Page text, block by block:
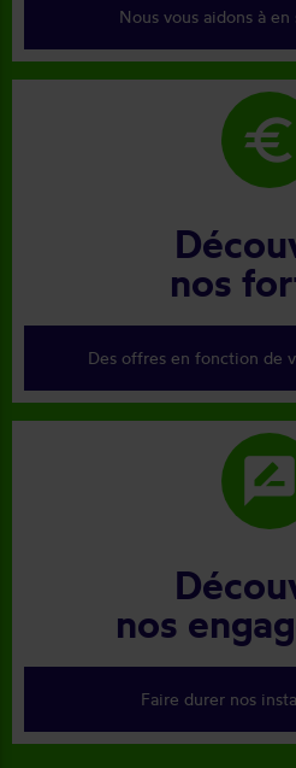
Nous vous aidons à en
euro
nos
Des offres en fonction de
rate_review
nos
Faire durer nos